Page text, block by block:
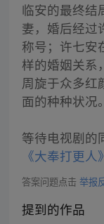
临安的最终结
妻，婚后经过
称号；许七安
样的婚姻关系
周旋于众多红
面的种种状况。
等待电视剧的
《大奉打更人》
答案问题点击 举报
提到的作品